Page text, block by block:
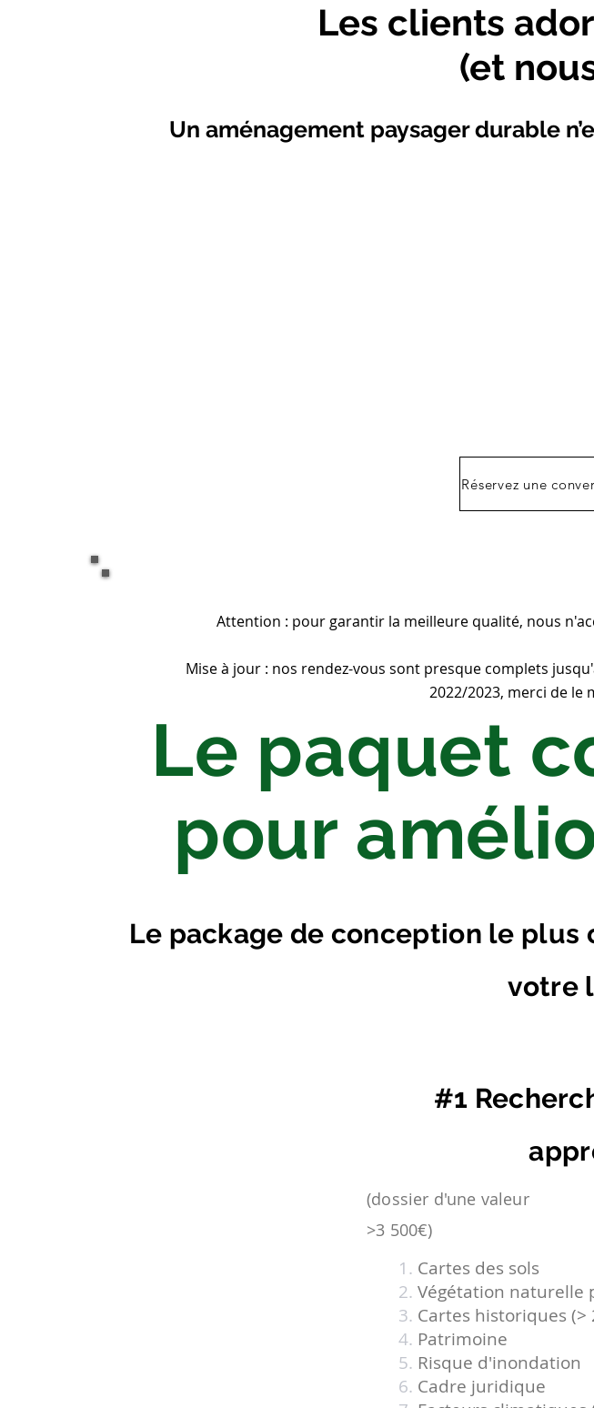
Les clients
(et
Un aménagement paysager durable
Réservez une
Attention : pour garantir la meilleure qualité, nous
Mise à jour : nos rendez-vous sont presque complets
2022/2023, merci de le
Le paquet
pour
Le package de conception le
votre
#1
(dossier d'une valeur
>3 500€)
Cartes des sols
Végétation naturelle
Cartes historiques (>
Patrimoine
Risque d'inondation
Cadre juridique